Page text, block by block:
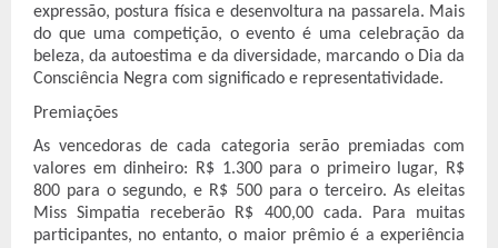
expressão, postura física e desenvoltura na passarela. Mais
do que uma competição, o evento é uma celebração da
beleza, da autoestima e da diversidade, marcando o Dia da
Consciência Negra com significado e representatividade.
Premiações
As vencedoras de cada categoria serão premiadas com
valores em dinheiro: R$ 1.300 para o primeiro lugar, R$
800 para o segundo, e R$ 500 para o terceiro. As eleitas
Miss Simpatia receberão R$ 400,00 cada. Para muitas
participantes, no entanto, o maior prêmio é a experiência